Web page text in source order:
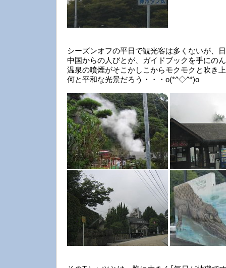
シーズンオフの平日で観光客は多くないが、
中国からの人びとが、ガイドブックを手にの
温泉の噴煙がそこかしこからモクモクと吹き
何と平和な光景だろう・・・o(*^◇^*)o